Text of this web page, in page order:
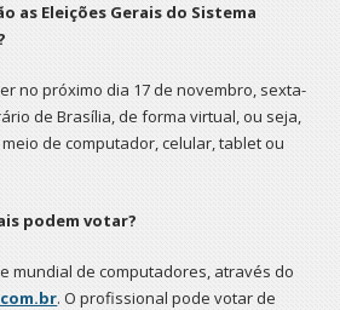
as Eleições Gerais do Sistema
no próximo dia 17 de novembro, sexta-
de Brasília, de forma virtual, ou seja,
de computador, celular, tablet ou
podem votar?
mundial de computadores, através do
. O profissional pode votar de